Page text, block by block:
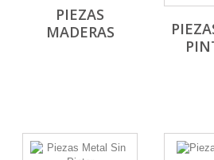
PIEZAS
MADERAS